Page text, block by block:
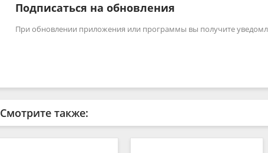
Подписаться на обновления
При обновлении приложения или программы вы получите
Смотрите также: